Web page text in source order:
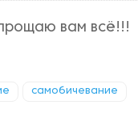
вам всё!!!
самобичевание